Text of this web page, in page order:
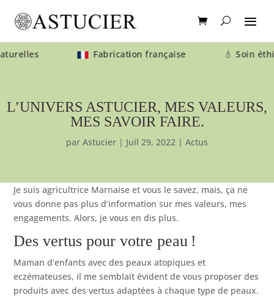
Fabrication française 💧 Soin
L’UNIVERS ASTUCIER, MES VALEURS,
MES SAVOIR FAIRE.
par Astucier | Juil 29, 2022 | Actus
Je suis agricultrice Marnaise et vous le savez, mais, ça ne
vous donne pas plus d’information sur mes valeurs, mes
engagements. Alors, je vous en dis plus.
Des vertus pour votre peau !
Maman d’enfants avec des peaux atopiques et
eczémateuses, il me semblait évident de vous proposer des
produits avec des vertus adaptées à chaque type de peaux.